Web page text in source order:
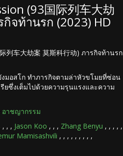
(93国际列车大劫
กิจท้านรก (2023) HD
列车大劫案 莫斯科行动) ภารกิจท้านรก
มอสโก ทำภารกิจตามล่าหัวขโมยที่ซ่อน
ยซึ่งเต็มไปด้วยความรุนแรงและความ
อาชญากรรม
, , , Jason Koo , , , Zhang Benyu , , , , ,
Mamisashvili , , , , , , , , ,